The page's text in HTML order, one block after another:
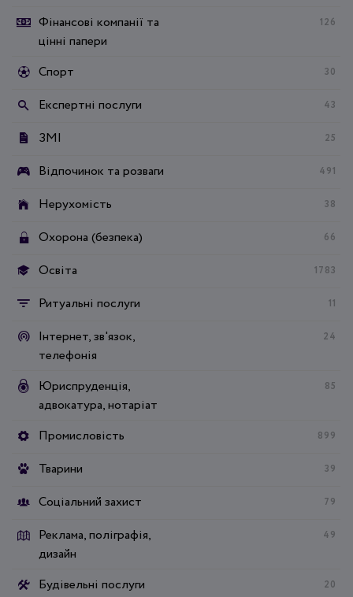
Фінансові компанії та
цінні папери
126
Спорт 30
Експертні послуги 43
ЗМІ 25
Відпочинок та розваги 491
Нерухомість 38
Охорона (безпека) 66
Освіта 1783
Ритуальні послуги 11
Інтернет, зв'язок,
телефонія
24
Юриспруденція,
адвокатура, нотаріат
85
Промисловість 899
Тварини 39
Соціальний захист 79
Реклама, поліграфія,
дизайн
49
Будівельні послуги 20